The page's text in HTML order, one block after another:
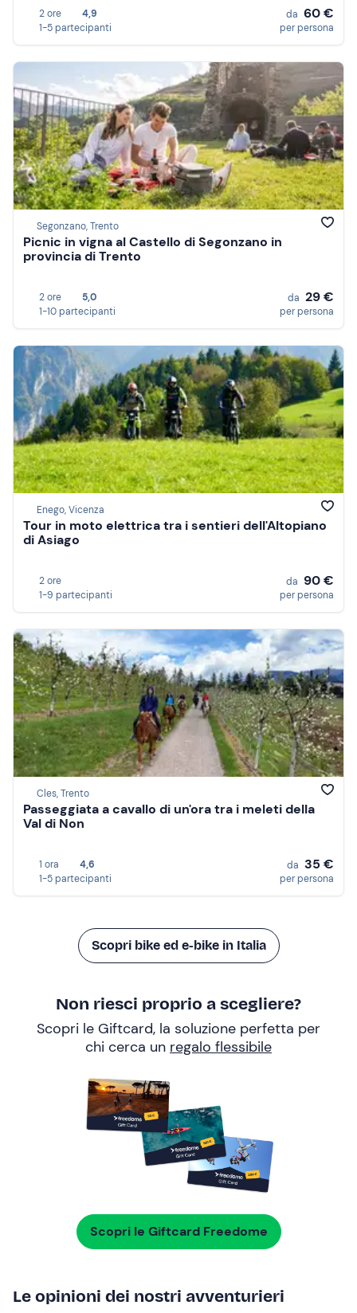
2 ore
4,9
1-5 partecipanti
da 60 €
per persona
Segonzano, Trento
Picnic in vigna al Castello di Segonzano in
provincia di Trento
2 ore
5,0
1-10 partecipanti
da 29 €
per persona
Enego, Vicenza
Tour in moto elettrica tra i sentieri dell'Altopiano
di Asiago
2 ore
1-9 partecipanti
da 90 €
per persona
Cles, Trento
Passeggiata a cavallo di un'ora tra i meleti della
Val di Non
1 ora
4,6
1-5 partecipanti
da 35 €
per persona
Scopri bike ed e-bike in Italia
Non riesci proprio a scegliere?
Scopri le Giftcard, la soluzione perfetta per
chi cerca un regalo flessibile
Scopri le Giftcard Freedome
Le opinioni dei nostri avventurieri